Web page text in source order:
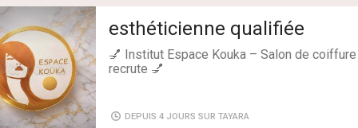
clientes✔ Hygiène irréprochable✔
📍 Ennasr 1 (en face du kiosque Agil)📞
🔥 Rejoignez Espace Kouka et évoluez
dynamique !👉 Contactez-nous en message
Type de contrat: à plein temps
esthéticienne qualifiée
💅 Institut Espace Kouka – Salon de
recrute 💅
rejoindre notre équipe.
DEPUIS 4 JOURS SUR TAYARA